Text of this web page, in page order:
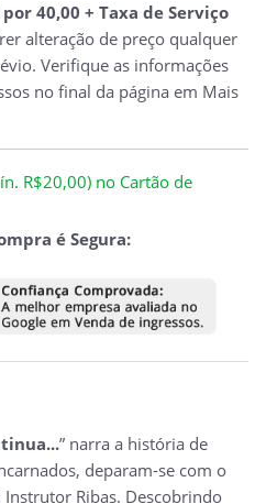
por 40,00 + Taxa de Serviço
alteração de preço qualquer
Verifique as informações
no final da página em Mais
R$20,00) no Cartão de
é Segura:
” narra a história de
deparam-se com o
Ribas. Descobrindo